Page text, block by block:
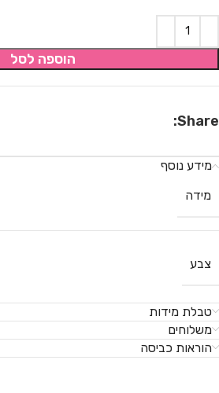
הוספה לסל
Share:
מידע נוסף
מידה
צבע
טבלת מידות
משלוחים
הוראות כביסה